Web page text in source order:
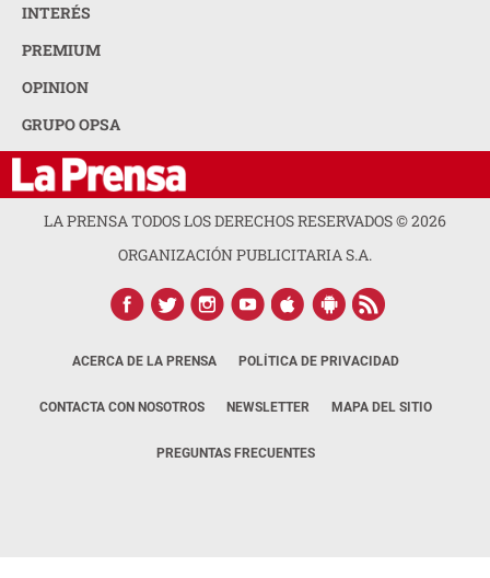
INTERÉS
PREMIUM
OPINION
GRUPO OPSA
LA PRENSA TODOS LOS DERECHOS RESERVADOS ©2026
ORGANIZACIÓN PUBLICITARIA S.A.
ACERCA DE LA PRENSA POLÍTICA DE PRIVACIDAD
CONTACTA CON NOSOTROS NEWSLETTER MAPA DEL SITIO
PREGUNTAS FRECUENTES